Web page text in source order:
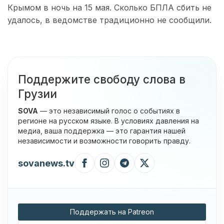
Крымом в ночь на 15 мая. Сколько БПЛА сбить не
удалось, в ведомстве традиционно не сообщили.
Поддержите свободу слова в
Грузии
SOVA — это независимый голос о событиях в
регионе на русском языке. В условиях давления на
медиа, ваша поддержка — это гарантия нашей
независимости и возможности говорить правду.
sovanews.tv
Поддержать на Patreon